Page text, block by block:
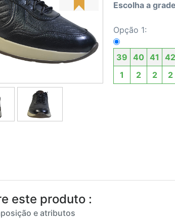
Escolha a
Opção 1:
39 40 41 42
1
2 2 2
este produto :
e atributos